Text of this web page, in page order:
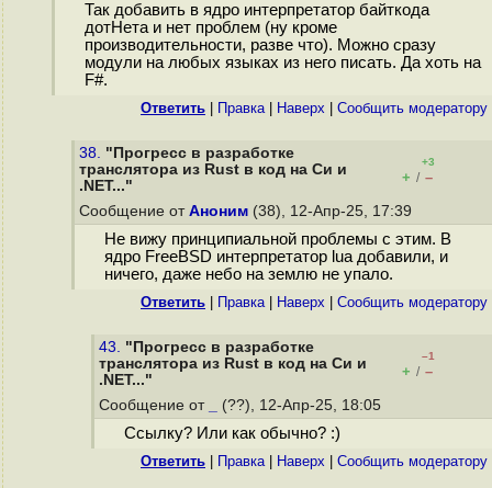
Так добавить в ядро интерпретатор байткода
дотНета и нет проблем (ну кроме
производительности, разве что). Можно сразу
модули на любых языках из него писать. Да хоть на
F#.
Ответить Правка| Наверх Cообщить модератору
38. "Прогресс в разработке
транслятора из Rust в код на Cи и
.NET..."
+3
+ / –
Сообщение от Аноним (38), 12-Апр-25, 17:39
Не вижу принципиальной проблемы с этим. В
ядро FreeBSD интерпретатор lua добавили, и
ничего, даже небо на землю не упало.
Ответить Правка| Наверх Cообщить модератору
43. "Прогресс в разработке
транслятора из Rust в код на Cи и
.NET..."
–1
+ / –
Сообщение от (??), 12-Апр-25, 18:05
Ссылку? Или как обычно? :)
Ответить Правка| Наверх Cообщить модератору